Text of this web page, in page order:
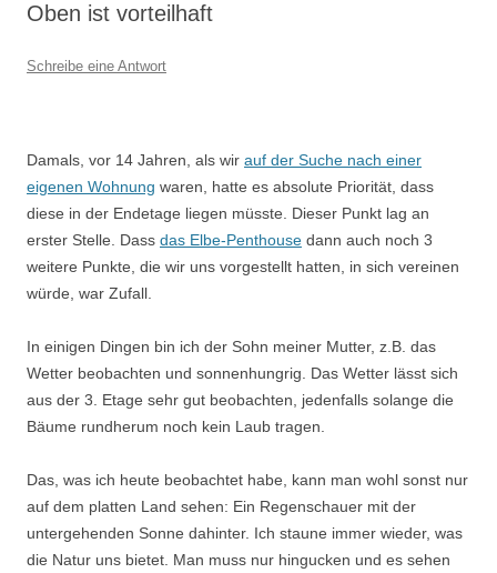
Oben ist vorteilhaft
Schreibe eine Antwort
Damals, vor 14 Jahren, als wir auf der Suche nach einer
eigenen Wohnung waren, hatte es absolute Priorität, dass
diese in der Endetage liegen müsste. Dieser Punkt lag an
erster Stelle. Dass das Elbe-Penthouse dann auch noch 3
weitere Punkte, die wir uns vorgestellt hatten, in sich vereinen
würde, war Zufall.
In einigen Dingen bin ich der Sohn meiner Mutter, z.B. das
Wetter beobachten und sonnenhungrig. Das Wetter lässt sich
aus der 3. Etage sehr gut beobachten, jedenfalls solange die
Bäume rundherum noch kein Laub tragen.
Das, was ich heute beobachtet habe, kann man wohl sonst nur
auf dem platten Land sehen: Ein Regenschauer mit der
untergehenden Sonne dahinter. Ich staune immer wieder, was
die Natur uns bietet. Man muss nur hingucken und es sehen